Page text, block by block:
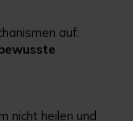
auf:
nicht heilen und